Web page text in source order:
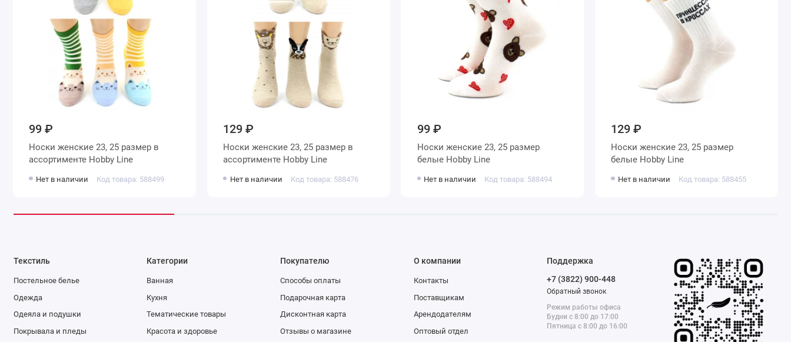
99 ₽
Носки женские 23, 25 размер в
ассортименте Hobby Line
Нет в наличии Код товара: 588499
129 ₽
Носки женские 23, 25 размер в
ассортименте Hobby Line
Нет в наличии Код товара: 588476
99 ₽
Носки женские 23, 25 размер
белые Hobby Line
Нет в наличии Код товара: 588494
129 ₽
Носки женские 23, 25 размер
белые Hobby Line
Нет в наличии Код товара: 588455
Текстиль
Постельное белье
Одежда
Одеяла и подушки
Покрывала и пледы
Категории
Ванная
Кухня
Тематические товары
Красота и здоровье
Покупателю
Способы оплаты
Подарочная карта
Дисконтная карта
Отзывы о магазине
О компании
Контакты
Поставщикам
Арендодателям
Оптовый отдел
Поддержка
+7 (3822) 900-448
Обратный звонок
Режим работы офиса
Будни с 8:00 до 17:00
Пятница с 8:00 до 16:00